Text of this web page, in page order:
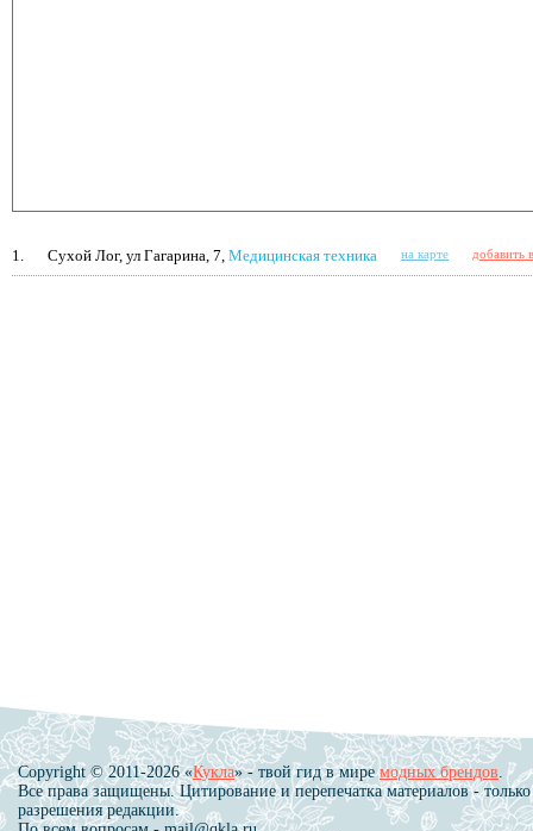
1. Сухой Лог, ул Гагарина, 7, Медицинская техника на карте добавить
Copyright © 2011-2026 «Кукла» - твой гид в миремодных брендов
Все права защищены. Цитирование и перепечатка материалов - только
разрешения редакции.